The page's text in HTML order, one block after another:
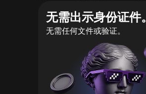
无需出示身份证件。
无需任何文件或验证。